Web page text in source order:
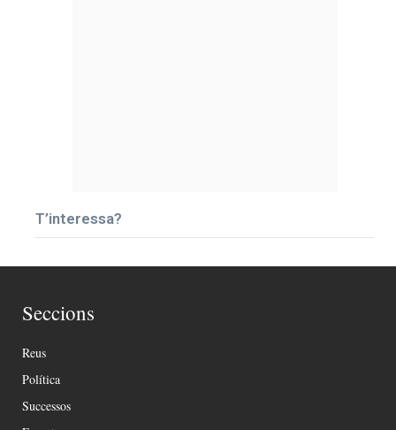
T’interessa?
Seccions
Reus
Política
Successos